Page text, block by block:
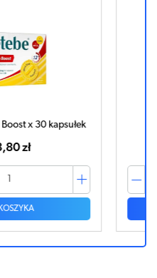
x 30 kapsułek
zł